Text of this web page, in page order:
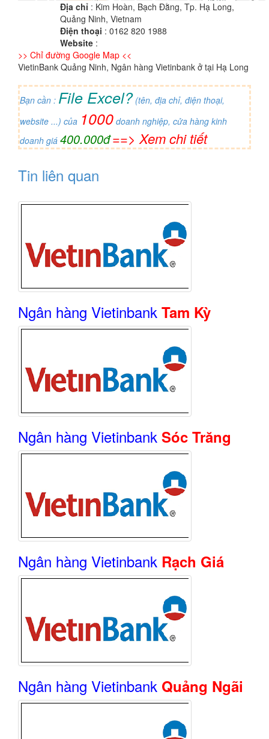
Địa chỉ : Kim Hoàn, Bạch Đằng, Tp. Hạ Long,
Quảng Ninh, Vietnam
Điện thoại : 0162 820 1988
Website :
>> Chỉ đường Google Map <<
VietinBank Quảng Ninh, Ngân hàng Vietinbank ở tại Hạ Long
Bạn cần : File Excel? (tên, địa chỉ, điện thoại,
website ...) của 1000 doanh nghiệp, cửa hàng kinh
doanh giá 400.000đ==> Xem chi tiết
Tin liên quan
Ngân hàng Vietinbank Tam Kỳ
Ngân hàng Vietinbank Sóc Trăng
Ngân hàng Vietinbank Rạch Giá
Ngân hàng Vietinbank Quảng Ngãi